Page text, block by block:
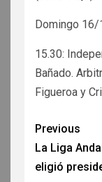
Domingo 16/
15.30:
Bañado.
Figueroa y
Previous
La Liga
eligió